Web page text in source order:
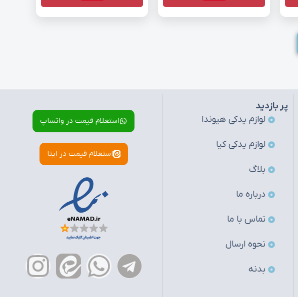
پر بازدید
لوازم یدکی هیوندا
لوازم یدکی کیا
بلاگ
درباره ما
تماس با ما
نحوه ارسال
بدنه
استعلام قیمت در واتساپ
استعلام قیمت در ایتا